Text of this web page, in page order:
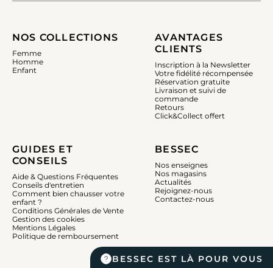
BESSEC EST LÀ POUR VOUS
NOS COLLECTIONS
Femme
Homme
Enfant
AVANTAGES
CLIENTS
Inscription à la Newsletter
Votre fidélité récompensée
Réservation gratuite
Livraison et suivi de
commande
Retours
Click&Collect offert
GUIDES ET
CONSEILS
Aide & Questions Fréquentes
Conseils d'entretien
Comment bien chausser votre
enfant ?
Conditions Générales de Vente
Gestion des cookies
Mentions Légales
Politique de remboursement
BESSEC
Nos enseignes
Nos magasins
Actualités
Rejoignez-nous
Contactez-nous